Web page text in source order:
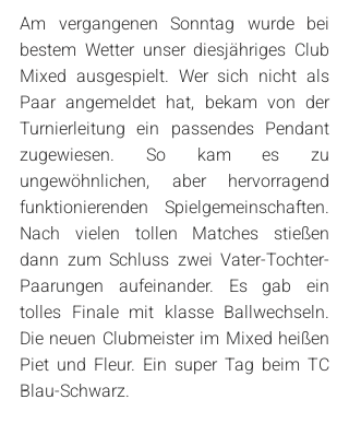
Am vergangenen Sonntag wurde bei
bestem Wetter unser diesjähriges Club
Mixed ausgespielt. Wer sich nicht als
Paar angemeldet hat, bekam von der
Turnierleitung ein passendes Pendant
zugewiesen. So kam es zu
ungewöhnlichen, aber hervorragend
funktionierenden Spielgemeinschaften.
Nach vielen tollen Matches stießen
dann zum Schluss zwei Vater-Tochter-
Paarungen aufeinander. Es gab ein
tolles Finale mit klasse Ballwechseln.
Die neuen Clubmeister im Mixed heißen
Piet und Fleur. Ein super Tag beim TC
Blau-Schwarz.